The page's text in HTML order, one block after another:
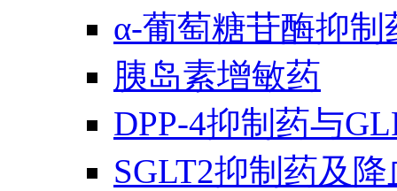
α-葡萄糖苷酶抑制
胰岛素增敏药
DPP-4抑制药与
SGLT2抑制药及